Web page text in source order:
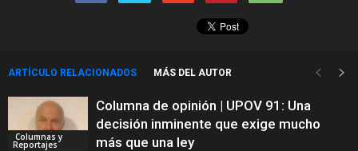
ARTÍCULO RELACIONADOS MÁS DEL AUTOR
Columnas y
Reportajes
Columna de opinión | UPOV 91: Una
decisión inminente que exige mucho
más que una ley